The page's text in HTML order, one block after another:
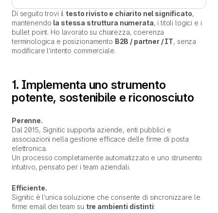
Di seguito trovi il testo rivisto e chiarito nel significato,
mantenendo la stessa struttura numerata, i titoli logici e i
bullet point. Ho lavorato su chiarezza, coerenza
terminologica e posizionamento B2B / partner / IT, senza
modificare l’intento commerciale.
1. Implementa uno strumento
potente, sostenibile e riconosciuto
Perenne.
Dal 2015, Signitic supporta aziende, enti pubblici e
associazioni nella gestione efficace delle firme di posta
elettronica.
Un processo completamente automatizzato e uno strumento
intuitivo, pensato per i team aziendali.
Efficiente.
Signitic è l’unica soluzione che consente di sincronizzare le
firme email dei team su tre ambienti distinti: